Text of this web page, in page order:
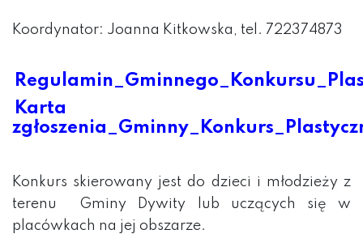
Koordynator: Joanna Kitkowska, tel. 722374873
Karta
Konkurs skierowany jest do dzieci i młodzieży z
terenu Gminy Dywity lub uczących się w
placówkach na jej obszarze.